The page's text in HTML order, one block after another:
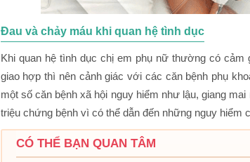
Đau và chảy máu khi quan hệ tình dục
Khi quan hệ tình dục chị em phụ nữ thường có
giao hợp thì nên cảnh giác với các căn bệnh phụ
một số căn bệnh xã hội nguy hiểm như lậu, giang
triệu chứng bệnh vì có thể dẫn đến những nguy hiểm
CÓ THỂ BẠN QUAN TÂM